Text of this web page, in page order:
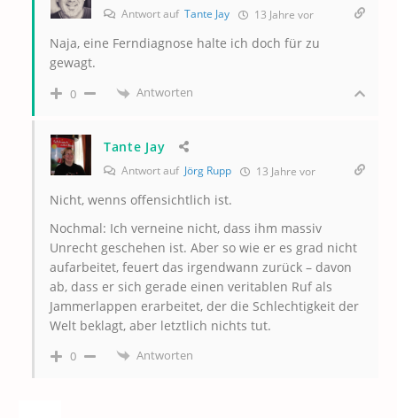
Antwort auf Tante Jay 13 Jahre vor
Naja, eine Ferndiagnose halte ich doch für zu
gewagt.
0 Antworten
Tante Jay
Antwort auf Jörg Rupp 13 Jahre vor
Nicht, wenns offensichtlich ist.
Nochmal: Ich verneine nicht, dass ihm massiv
Unrecht geschehen ist. Aber so wie er es grad nicht
aufarbeitet, feuert das irgendwann zurück – davon
ab, dass er sich gerade einen veritablen Ruf als
Jammerlappen erarbeitet, der die Schlechtigkeit der
Welt beklagt, aber letztlich nichts tut.
0 Antworten